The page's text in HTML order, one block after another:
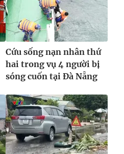
Cứu sống nạn nhân thứ
hai trong vụ 4 người bị
sóng cuốn tại Đà Nẵng